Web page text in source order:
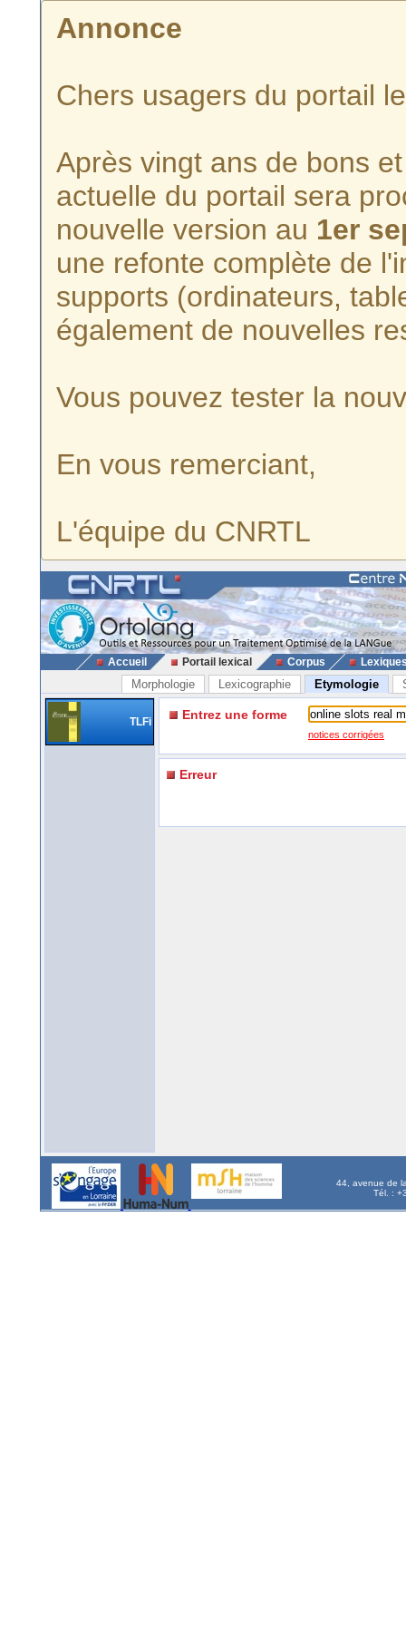
Annonce
Chers usagers du portail
Après vingt ans de bons
actuelle du portail sera
nouvelle version au 1er
une refonte complète de
supports (ordinateurs,
également de nouvelles
Vous pouvez tester la
En vous remerciant,
L'équipe du CNRTL
Accueil Portail lexical Corpus
Morphologie Lexicographie Etymologie
TLFi Entrez une forme
notices corrigées
Erreur
44, avenue de
Tél. :